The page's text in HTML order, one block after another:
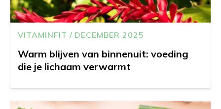
VITAMINFIT / DECEMBER 2025
Warm blijven van binnenuit: voeding
die je lichaam verwarmt